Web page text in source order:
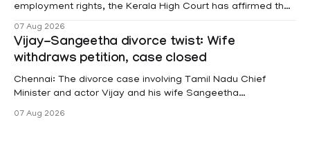
employment rights, the Kerala High Court has affirmed that
female contractual staff employed in government-funded
projects are eligible for paid medical leave following
hysterectomy surgery under the Kerala Service Rules
(KSR). The court noted that since essential benefits like
maternity
07 Aug 2026
Vijay-Sangeetha divorce twist: Wife
withdraws petition, case closed
Chennai: The divorce case involving Tamil Nadu Chief
Minister and actor Vijay and his wife Sangeetha
Sowrnalingam has taken a new turn after Sangeetha
Sowrnalingam has taken a new turn after Sangeetha
07 Aug 2026